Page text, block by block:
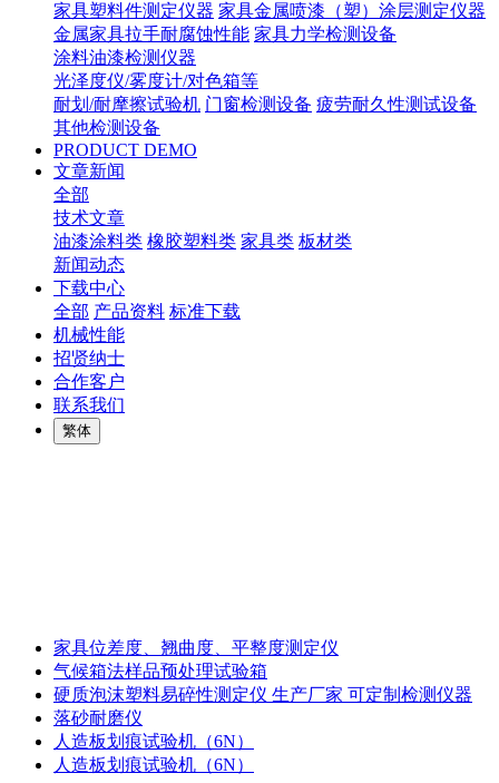
家具塑料件测定仪器 家具金属喷漆（塑）涂层测定仪器
金属家具拉手耐腐蚀性能 家具力学检测设备
涂料油漆检测仪器
光泽度仪/雾度计/对色箱等
耐划/耐摩擦试验机 门窗检测设备 疲劳耐久性测试设备
其他检测设备
PRODUCT DEMO
文章新闻
全部
技术文章
油漆涂料类 橡胶塑料类 家具类 板材类
新闻动态
下载中心
全部 产品资料 标准下载
机械性能
招贤纳士
合作客户
联系我们
繁体
家具位差度、翘曲度、平整度测定仪
气候箱法样品预处理试验箱
硬质泡沫塑料易碎性测定仪 生产厂家 可定制检测仪器
落砂耐磨仪
人造板划痕试验机（6N）
人造板划痕试验机（6N）